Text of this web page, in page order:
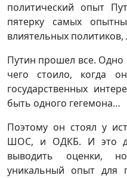
политический опыт
пятерку самых
влиятельных
Путин прошел все.
чего стоило, когда
государственных
быть одного гегемона…
Поэтому он стоял у
ШОС, и ОДКБ. И это
выводить оценки,
уникальный опыт для